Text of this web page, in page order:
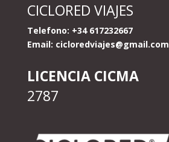
CICLORED VIAJES
Telefono: +34 617232667
Email: cicloredviajes@gmail.com
LICENCIA CICMA
2787